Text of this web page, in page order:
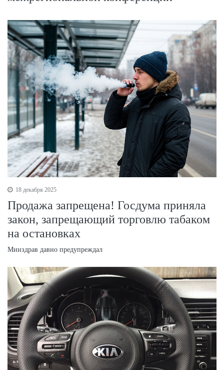
18 декабря 2025
Продажа запрещена! Госдума приняла
закон, запрещающий торговлю табаком
на остановках
Минздрав давно предупреждал